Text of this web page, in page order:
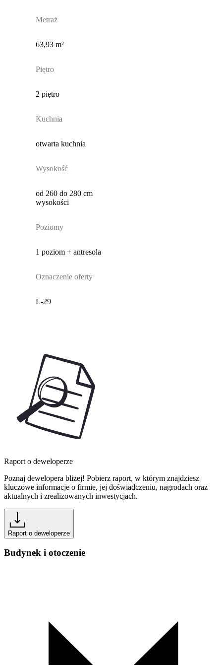
Metraż
63,93 m²
Piętro
2 piętro
Kuchnia
otwarta kuchnia
Wysokość
od 260 do 280 cm
wysokości
Poziomy
1 poziom + antresola
Oznaczenie oferty
L-29
Raport o deweloperze
Poznaj dewelopera bliżej! Pobierz raport, w którym znajdziesz
kluczowe informacje o firmie, jej doświadczeniu, nagrodach oraz
aktualnych i zrealizowanych inwestycjach.
Raport o deweloperze
Budynek i otoczenie